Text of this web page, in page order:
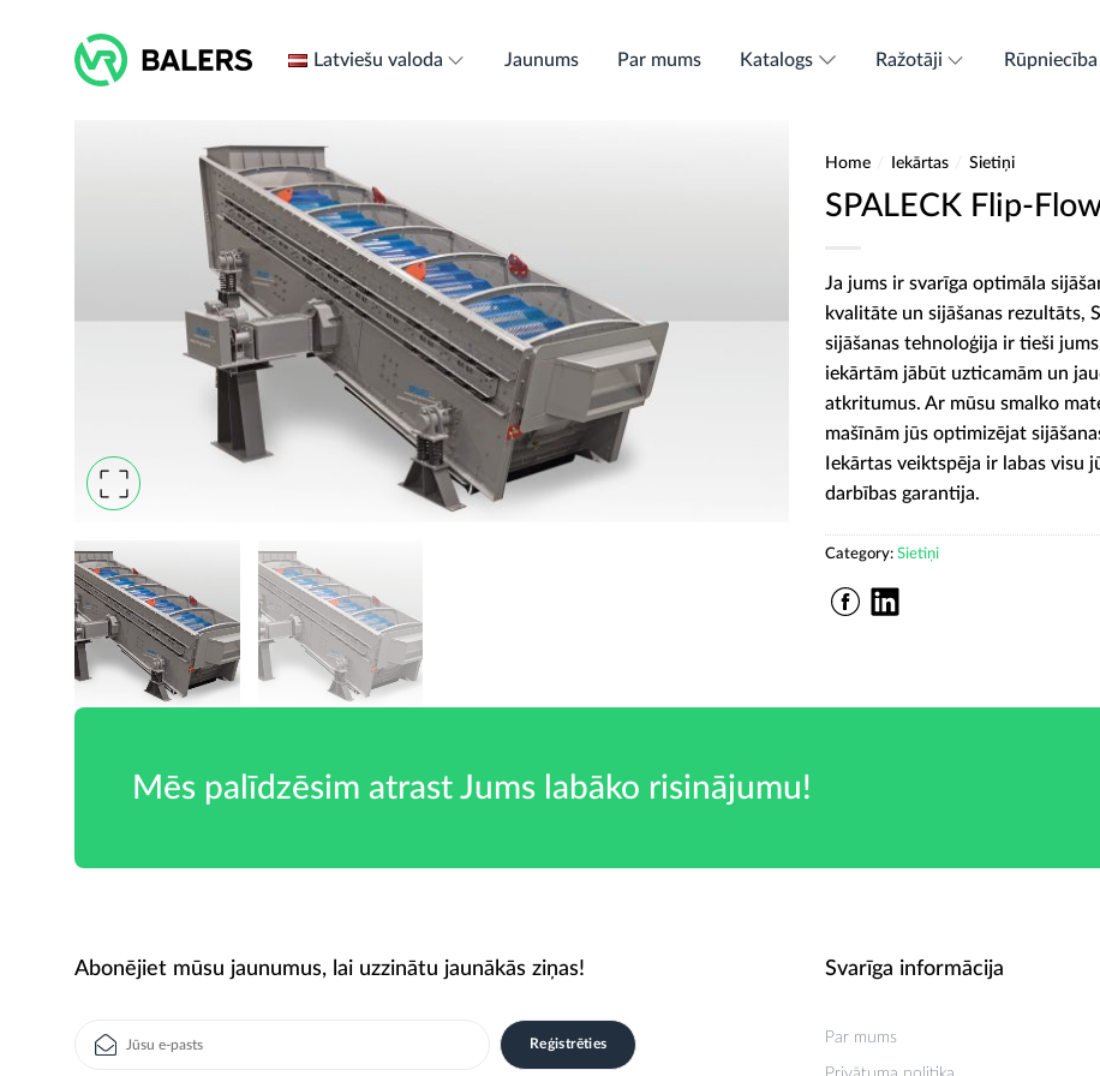
Latviešu valoda Jaunums Par mums Katalogs Ražotāji Rūpniecība
Home Iekārtas Sietiņi
SPALECK Flip-
Ja jums ir svarīga optimāla
kvalitāte un sijāšanas rezultāts,
sijāšanas tehnoloģija ir tieši
iekārtām jābūt uzticamām un
atkritumus. Ar mūsu smalko
mašīnām jūs optimizējat
Iekārtas veiktspēja ir labas visu
darbības garantija.
Category: Sietiņi
Mēs palīdzēsim atrast Jums labāko risinājumu!
Abonējiet mūsu jaunumus, lai uzzinātu jaunākās ziņas! Svarīga informācija
Par mums